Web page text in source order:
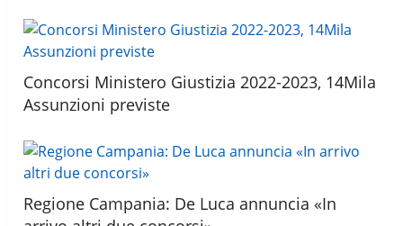
Concorsi Ministero Giustizia 2022-2023, 14Mila
Assunzioni previste
Regione Campania: De Luca annuncia «In